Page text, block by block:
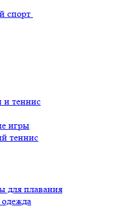
спорт
и теннис
игры
теннис
для плавания